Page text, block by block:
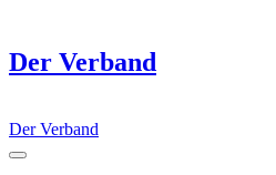
Der Verband
Der Verband